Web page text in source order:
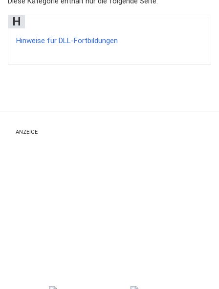
H
Hinweise für DLL-Fortbildungen
ANZEIGE